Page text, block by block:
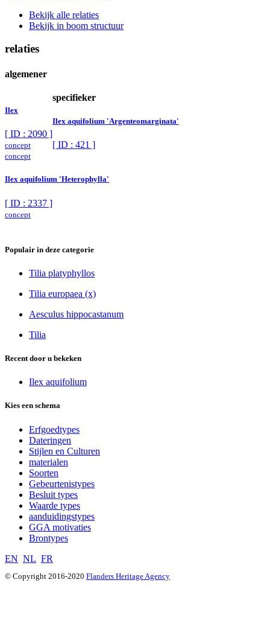
Bekijk alle relaties
Bekijk in boom structuur
relaties
algemener
Ilex
[ ID : 2090 ]
concept
specifieker
Ilex aquifolium 'Argenteomarginata'
[ ID : 421 ]
concept
Ilex aquifolium 'Heterophylla'
[ ID : 2337 ]
concept
Populair in deze categorie
Tilia platyphyllos
Tilia europaea (x)
Aesculus hippocastanum
Tilia
Recent door u bekeken
Ilex aquifolium
Kies een schema
Erfgoedtypes
Dateringen
Stijlen en Culturen
materialen
Soorten
Gebeurtenistypes
Besluit types
Waarde types
aanduidingstypes
GGA motivaties
Brontypes
EN NL FR
© Copyright 2016-2020 Flanders Heritage Agency